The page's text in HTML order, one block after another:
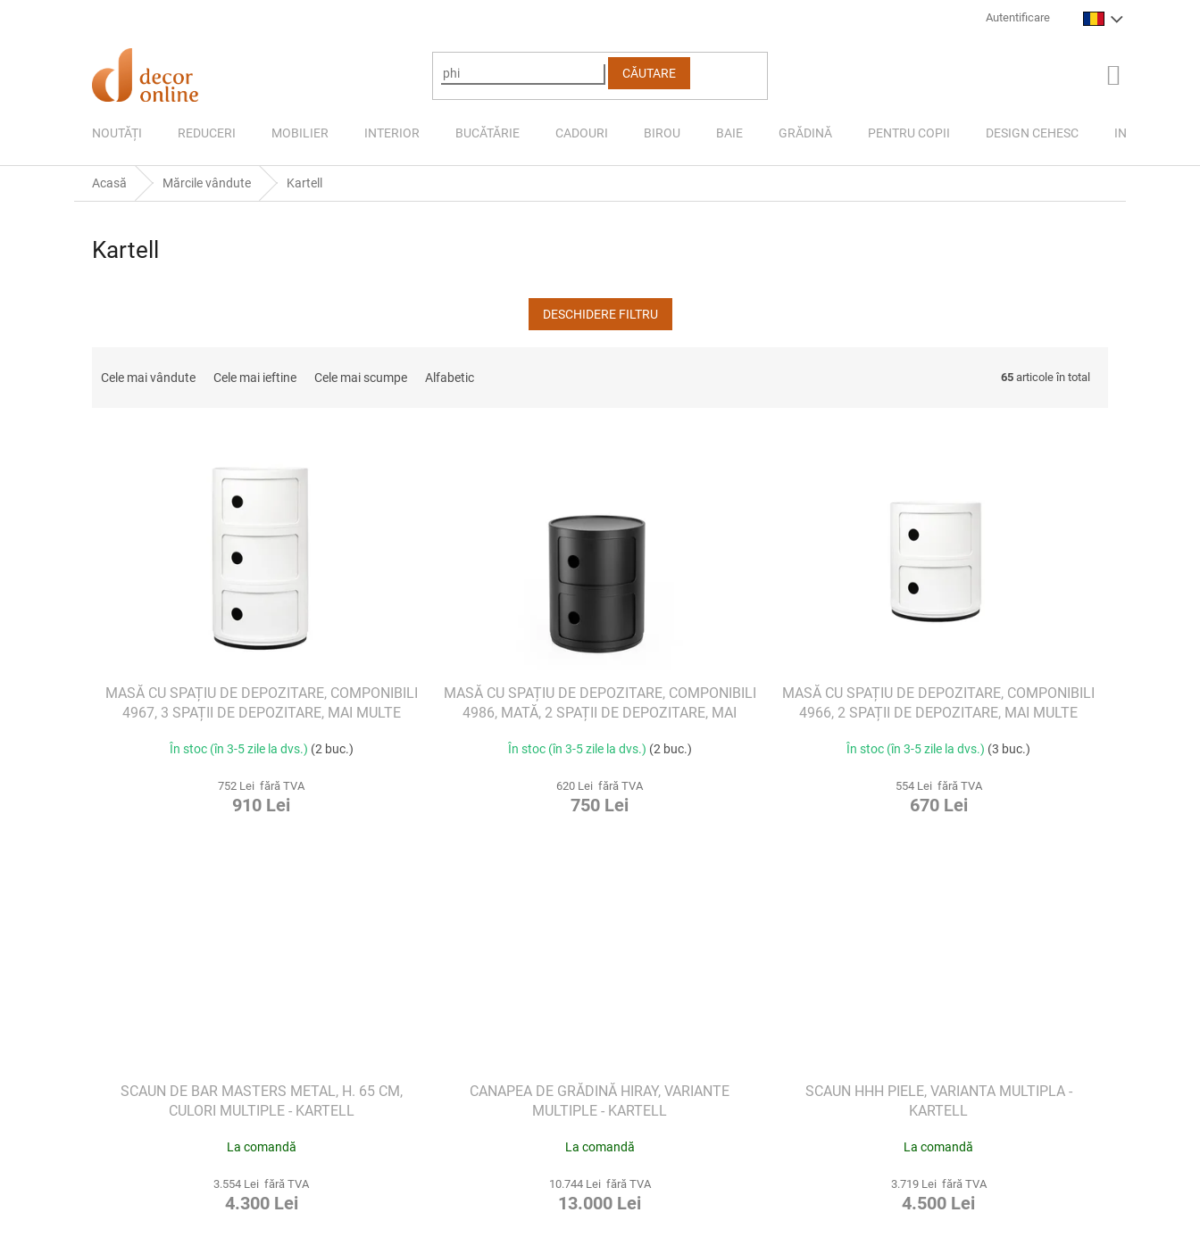
Autentificare
CĂUTARE
NOUTĂȚI REDUCERI MOBILIER INTERIOR BUCĂTĂRIE CADOURI BIROU BAIE GRĂDINĂ PENTRU COPII DESIGN CEHESC INSPIRAȚIE
Acasă Mărcile vândute Kartell
Kartell
DESCHIDERE FILTRU
Cele mai vândute Cele mai ieftine Cele mai scumpe Alfabetic 65 articole în total
MASĂ CU SPAȚIU DE DEPOZITARE, COMPONIBILI
4967, 3 SPAȚII DE DEPOZITARE, MAI MULTE
În stoc (în 3-5 zile la dvs.) (2 buc.)
752 Lei fără TVA
910 Lei
MASĂ CU SPAȚIU DE DEPOZITARE, COMPONIBILI
4986, MATĂ, 2 SPAȚII DE DEPOZITARE, MAI
În stoc (în 3-5 zile la dvs.) (2 buc.)
620 Lei fără TVA
750 Lei
MASĂ CU SPAȚIU DE DEPOZITARE, COMPONIBILI
4966, 2 SPAȚII DE DEPOZITARE, MAI MULTE
În stoc (în 3-5 zile la dvs.) (3 buc.)
554 Lei fără TVA
670 Lei
SCAUN DE BAR MASTERS METAL, H. 65 CM,
CULORI MULTIPLE - KARTELL
La comandă
3.554 Lei fără TVA
4.300 Lei
CANAPEA DE GRĂDINĂ HIRAY, VARIANTE
MULTIPLE - KARTELL
La comandă
10.744 Lei fără TVA
13.000 Lei
SCAUN HHH PIELE, VARIANTA MULTIPLA -
KARTELL
La comandă
3.719 Lei fără TVA
4.500 Lei